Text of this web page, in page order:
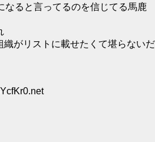
なると言ってるのを信じてる馬鹿
織がリストに載せたくて堪らないだ